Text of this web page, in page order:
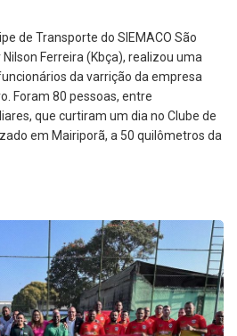
de Transporte do SIEMACO São
Ferreira (Kbça), realizou uma
da varrição da empresa
Foram 80 pessoas, entre
que curtiram um dia no Clube de
em Mairiporã, a 50 quilômetros da